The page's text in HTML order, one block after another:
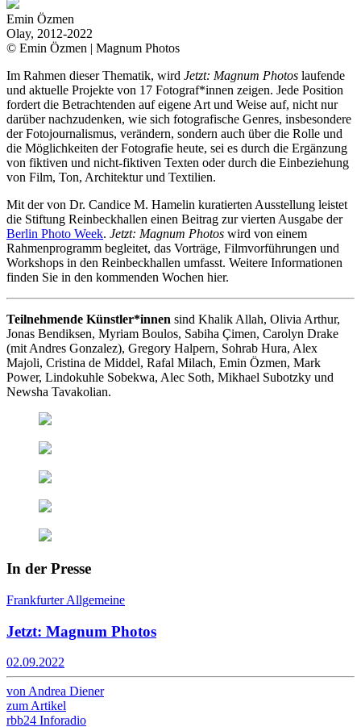
Emin Özmen
Olay, 2012-2022
© Emin Özmen | Magnum Photos
Im Rahmen dieser Thematik, wird Jetzt: Magnum Photos laufende
und aktuelle Projekte von 17 Fotograf*innen zeigen. Jede Position
fordert die Betrachtenden auf eigene Art und Weise auf, nicht nur
darüber nachzudenken, wie sich fotografische Genres, insbesondere
der Fotojournalismus, verändern, sondern auch über die Rolle und
die Möglichkeiten der Fotografie heute, sei es durch die Ergänzung
von fiktiven und nicht-fiktiven Texten oder durch die Einbeziehung
von Film, Ton, Architektur und Textilien.
Mit der von Dr. Candice M. Hamelin kuratierten Ausstellung leistet
die Stiftung Reinbeckhallen einen Beitrag zur vierten Ausgabe der
Berlin Photo Week. Jetzt: Magnum Photos wird von einem
Rahmenprogramm begleitet, das Vorträge, Filmvorführungen und
Workshops in den Reinbeckhallen umfasst. Weitere Informationen
finden Sie in den kommenden Wochen hier.
Teilnehmende Künstler*innen sind Khalik Allah, Olivia Arthur,
Jonas Bendiksen, Myriam Boulos, Sabiha Çimen, Carolyn Drake
(mit Andres Gonzalez), Gregory Halpern, Sohrab Hura, Alex
Majoli, Cristina de Middel, Rafal Milach, Emin Özmen, Mark
Power, Lindokuhle Sobekwa, Alec Soth, Mikhael Subotzky und
Newsha Tavakolian.
In der Presse
Frankfurter Allgemeine
Jetzt: Magnum Photos
02.09.2022
von Andrea Diener
zum Artikel
rbb24 Inforadio